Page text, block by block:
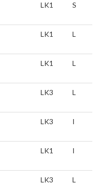
LK1 S
LK1 L
LK1 L
LK3 L
LK3 I
LK1 I
LK3 L